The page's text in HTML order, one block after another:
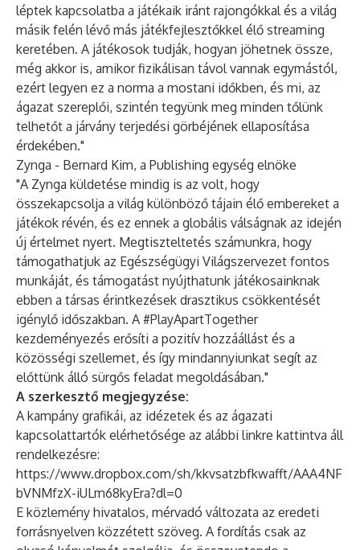
léptek kapcsolatba a játékaik iránt rajongókkal és a világ
másik felén lévő más játékfejlesztőkkel élő streaming
keretében. A játékosok tudják, hogyan jöhetnek össze,
még akkor is, amikor fizikálisan távol vannak egymástól,
ezért legyen ez a norma a mostani időkben, és mi, az
ágazat szereplői, szintén tegyünk meg minden tőlünk
telhetőt a járvány terjedési görbéjének ellaposítása
érdekében."
Zynga - Bernard Kim, a Publishing egység elnöke
"A Zynga küldetése mindig is az volt, hogy
összekapcsolja a világ különböző tájain élő embereket a
játékok révén, és ez ennek a globális válságnak az idején
új értelmet nyert. Megtiszteltetés számunkra, hogy
támogathatjuk az Egészségügyi Világszervezet fontos
munkáját, és támogatást nyújthatunk játékosainknak
ebben a társas érintkezések drasztikus csökkentését
igénylő időszakban. A #PlayApartTogether
kezdeményezés erősíti a pozitív hozzáállást és a
közösségi szellemet, és így mindannyiunkat segít az
előttünk álló sürgős feladat megoldásában."
A szerkesztő megjegyzése:
A kampány grafikái, az idézetek és az ágazati
kapcsolattartók elérhetősége az alábbi linkre kattintva áll
rendelkezésre:
https://www.dropbox.com/sh/kkvsatzbfkwafft/AAA4NF
bVNMfzX-iULm68kyEra?dl=0
E közlemény hivatalos, mérvadó változata az eredeti
forrásnyelven közzétett szöveg. A fordítás csak az